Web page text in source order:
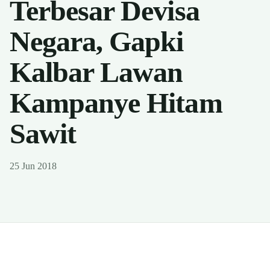
Terbesar Devisa
Negara, Gapki
Kalbar Lawan
Kampanye Hitam
Sawit
25 Jun 2018